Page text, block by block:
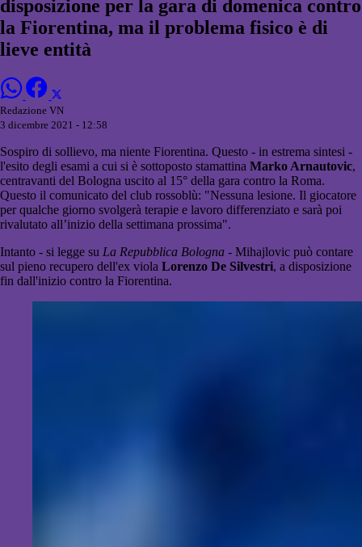
disposizione per la gara di domenica contro
la Fiorentina, ma il problema fisico è di
lieve entità
Redazione VN
3 dicembre 2021 - 12:58
Sospiro di sollievo, ma niente Fiorentina. Questo - in estrema sintesi -
l'esito degli esami a cui si è sottoposto stamattina Marko Arnautovic,
centravanti del Bologna uscito al 15° della gara contro la Roma.
Questo il comunicato del club rossoblù: "Nessuna lesione. Il giocatore
per qualche giorno svolgerà terapie e lavoro differenziato e sarà poi
rivalutato all’inizio della settimana prossima".
Intanto - si legge su La Repubblica Bologna - Mihajlovic può contare
sul pieno recupero dell'ex viola Lorenzo De Silvestri, a disposizione
fin dall'inizio contro la Fiorentina.